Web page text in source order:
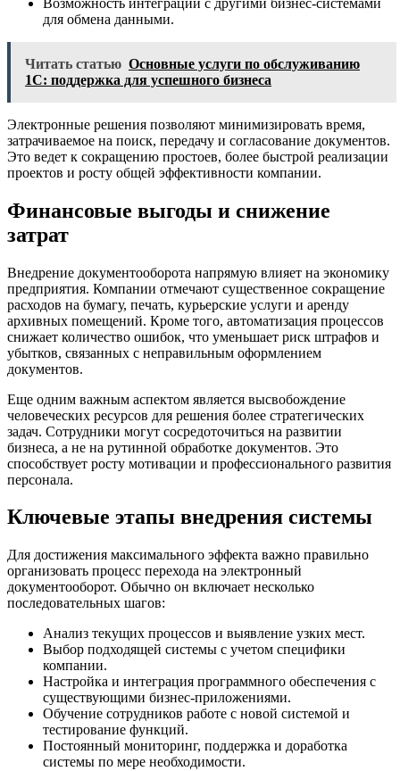
для обмена данными.
Читать статью Основные услуги по обслуживанию
1С: поддержка для успешного бизнеса
Электронные решения позволяют минимизировать время,
затрачиваемое на поиск, передачу и согласование документов.
Это ведет к сокращению простоев, более быстрой реализации
проектов и росту общей эффективности компании.
Финансовые выгоды и снижение
затрат
Внедрение документооборота напрямую влияет на экономику
предприятия. Компании отмечают существенное сокращение
расходов на бумагу, печать, курьерские услуги и аренду
архивных помещений. Кроме того, автоматизация процессов
снижает количество ошибок, что уменьшает риск штрафов и
убытков, связанных с неправильным оформлением
документов.
Еще одним важным аспектом является высвобождение
человеческих ресурсов для решения более стратегических
задач. Сотрудники могут сосредоточиться на развитии
бизнеса, а не на рутинной обработке документов. Это
способствует росту мотивации и профессионального развития
персонала.
Ключевые этапы внедрения системы
Для достижения максимального эффекта важно правильно
организовать процесс перехода на электронный
документооборот. Обычно он включает несколько
последовательных шагов:
Анализ текущих процессов и выявление узких мест.
Выбор подходящей системы с учетом специфики
компании.
Настройка и интеграция программного обеспечения с
существующими бизнес-приложениями.
Обучение сотрудников работе с новой системой и
тестирование функций.
Постоянный мониторинг, поддержка и доработка
системы по мере необходимости.